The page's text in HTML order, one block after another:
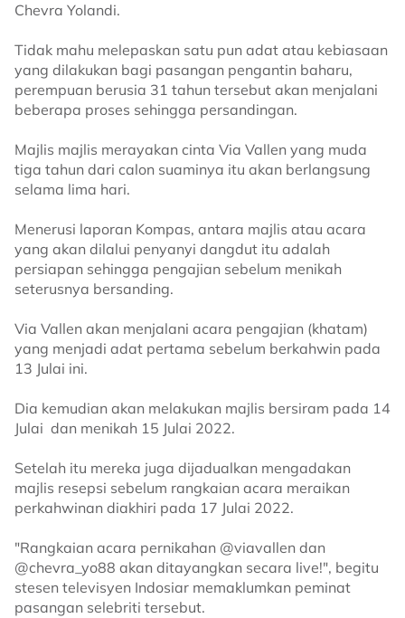
Chevra Yolandi.
Tidak mahu melepaskan satu pun adat atau kebiasaan
yang dilakukan bagi pasangan pengantin baharu,
perempuan berusia 31 tahun tersebut akan menjalani
beberapa proses sehingga persandingan.
Majlis majlis merayakan cinta Via Vallen yang muda
tiga tahun dari calon suaminya itu akan berlangsung
selama lima hari.
Menerusi laporan Kompas, antara majlis atau acara
yang akan dilalui penyanyi dangdut itu adalah
persiapan sehingga pengajian sebelum menikah
seterusnya bersanding.
Via Vallen akan menjalani acara pengajian (khatam)
yang menjadi adat pertama sebelum berkahwin pada
13 Julai ini.
Dia kemudian akan melakukan majlis bersiram pada 14
Julai dan menikah 15 Julai 2022.
Setelah itu mereka juga dijadualkan mengadakan
majlis resepsi sebelum rangkaian acara meraikan
perkahwinan diakhiri pada 17 Julai 2022.
"Rangkaian acara pernikahan @viavallen dan
@chevra_yo88 akan ditayangkan secara live!", begitu
stesen televisyen Indosiar memaklumkan peminat
pasangan selebriti tersebut.